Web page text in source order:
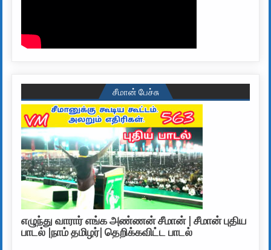
சீமான் பேச்சு
எழுந்து வாரார் எங்க அண்ணன் சீமான் | சீமான் புதிய
பாடல் |நாம் தமிழர்| தெறிக்கவிட்ட பாடல்